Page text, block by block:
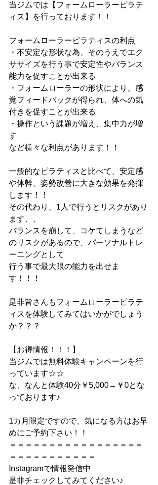
当ジムでは【フォームローラーピラテ
ィス】を行っております！！
フォームローラーピラティスの利点
・不安定な形状な為、そのうえでエク
ササイズを行う事で安定性やバランス
能力を促すことが出来る
・フォームローラーの形状により、感
覚フィードバックが得られ、体への気
付きを促すことが出来る
・操作という課題が増え、集中力が増
す
など様々な利点があります！！
一般的なピラティスと比べて、安定感
や体幹、姿勢改善に大きな効果を発揮
します！！
その代わり、1人で行うとリスクがあり
ます、、
バランスを崩して、コケてしまうなど
のリスクがあるので、パーソナルトレ
ーニングとして
行う事で最大限の能力を出せま
す！！！
是非皆さんもフォームローラーピラテ
ィスを体験してみてはいかがでしょう
か？？？
【お得情報！！！】
当ジムでは無料体験キャンペーンを行
っています☆☆
な、なんと体験40分￥5,000→￥0とな
っております♪
1カ月限定ですので、気になる方はお早
めにご予約下さい！！
＝＝＝＝＝＝＝＝＝＝＝＝＝＝＝＝＝
＝＝＝＝＝＝＝＝＝＝＝
Instagramで情報発信中
是非チェックしてみてください♪